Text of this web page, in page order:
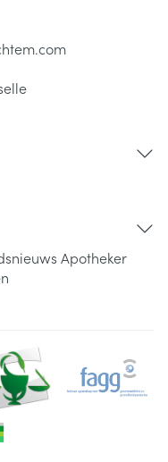
Apotheker